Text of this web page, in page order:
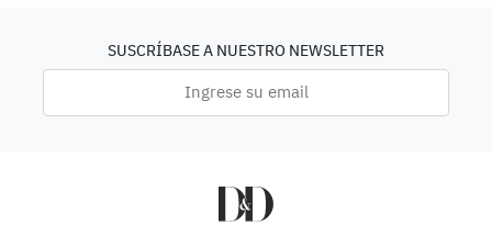
SUSCRÍBASE A NUESTRO NEWSLETTER